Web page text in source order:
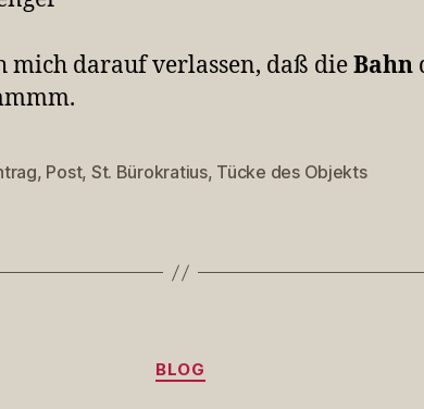
mich darauf verlassen, daß dieBahn
, Post, St. Bürokratius, Tücke des Objekts
Kategorien
BLOG